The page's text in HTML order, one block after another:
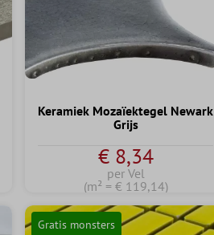
Keramiek Mozaïektegel Newark
Grijs
€ 8,34
per Vel
(m² = € 119,14)
Gratis monsters